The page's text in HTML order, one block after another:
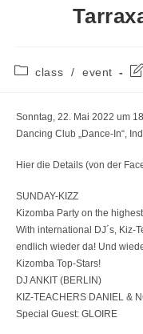
Beitrags-
class / event
Sonntag, 22. Mai 2022 um
Dancing Club „Dance-In“,
Hier die Details (von der
SUNDAY-KIZZ
Kizomba Party on the
With international DJ´s, Kiz-
endlich wieder da! Und
Kizomba Top-Stars!
DJ ANKIT (BERLIN)
KIZ-TEACHERS DANIEL &
Special Guest: GLOIRE